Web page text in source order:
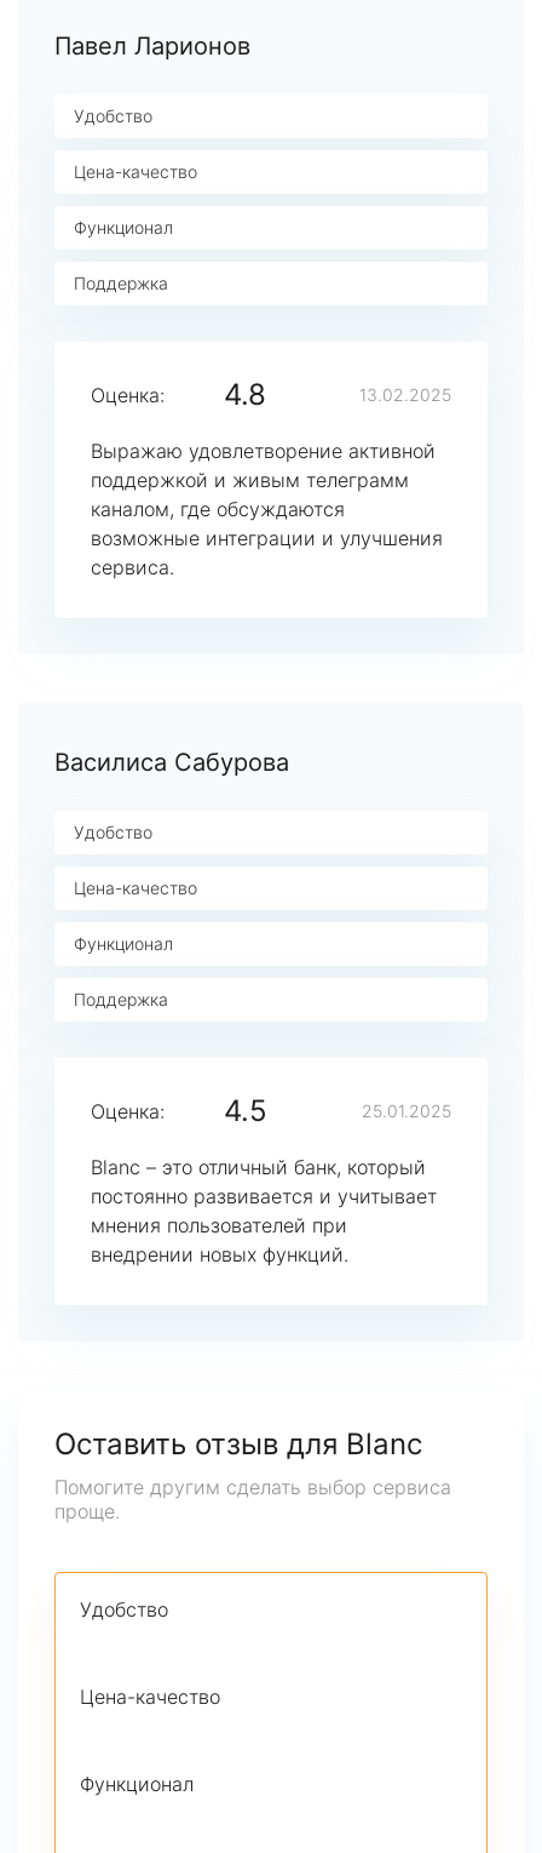
Павел Ларионов
Удобство
Цена-качество
Функционал
Поддержка
Оценка: 4.8 13.02.2025
Выражаю удовлетворение активной
поддержкой и живым телеграмм
каналом, где обсуждаются
возможные интеграции и улучшения
сервиса.
Василиса Сабурова
Удобство
Цена-качество
Функционал
Поддержка
Оценка: 4.5 25.01.2025
Blanc – это отличный банк, который
постоянно развивается и учитывает
мнения пользователей при
внедрении новых функций.
Оставить отзыв для Blanc
Помогите другим сделать выбор сервиса
проще.
Удобство
Цена-качество
Функционал